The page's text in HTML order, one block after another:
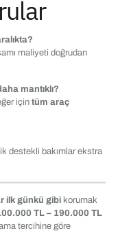
maliyeti doğrudan
mantıklı?
için tüm araç
destekli bakımlar ekstra
ilk günkü gibikorumak
TL – 190.000 TL
tercihine göre